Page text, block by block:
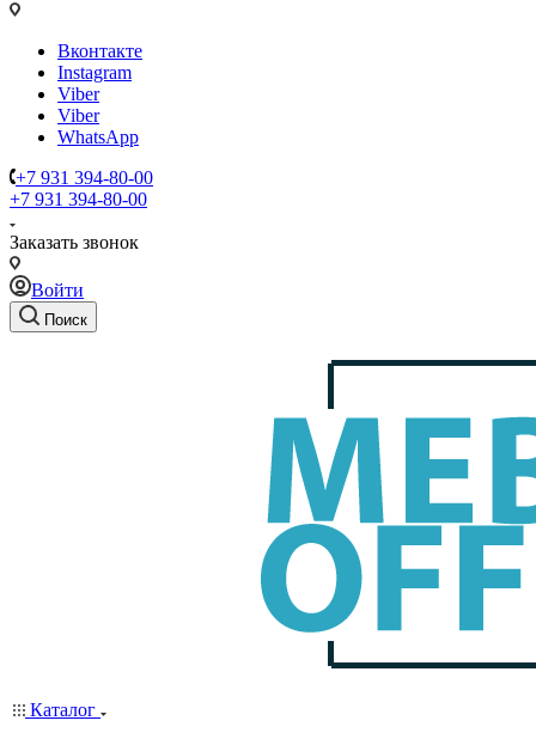
Вконтакте
Instagram
Viber
Viber
WhatsApp
+7 931 394-80-00
+7 931 394-80-00
Заказать звонок
Войти
Поиск
Каталог